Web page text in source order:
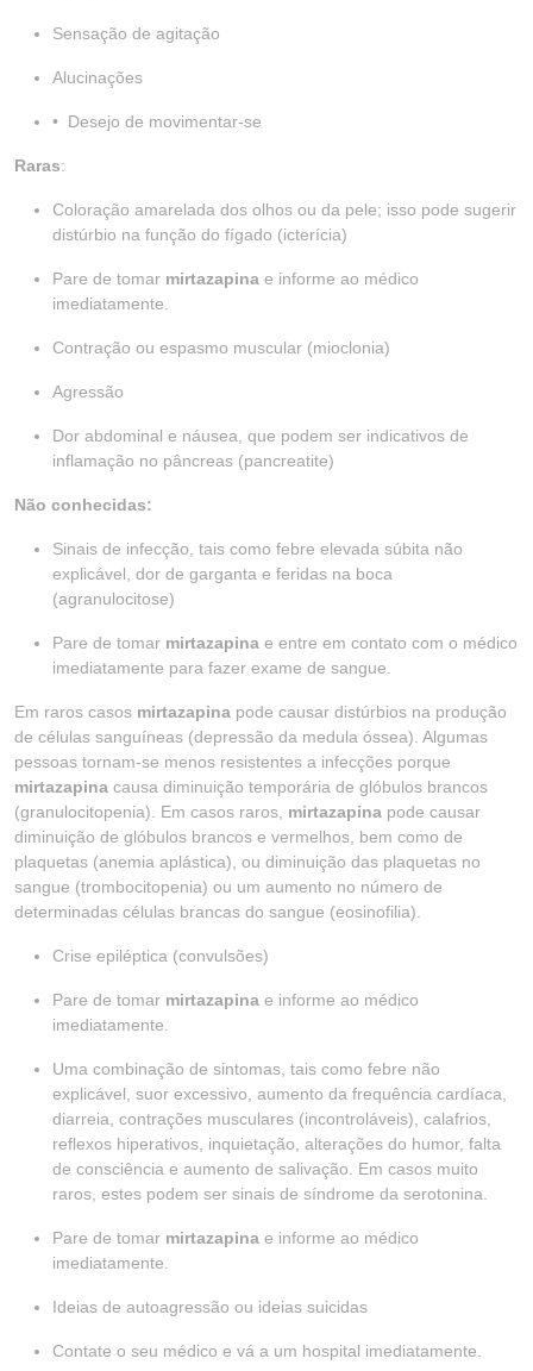
Sensação de agitação
Alucinações
• Desejo de movimentar-se
Raras:
Coloração amarelada dos olhos ou da pele; isso pode sugerir
distúrbio na função do fígado (icterícia)
Pare de tomar mirtazapina e informe ao médico
imediatamente.
Contração ou espasmo muscular (mioclonia)
Agressão
Dor abdominal e náusea, que podem ser indicativos de
inflamação no pâncreas (pancreatite)
Não conhecidas:
Sinais de infecção, tais como febre elevada súbita não
explicável, dor de garganta e feridas na boca
(agranulocitose)
Pare de tomar mirtazapina e entre em contato com o médico
imediatamente para fazer exame de sangue.
Em raros casos mirtazapina pode causar distúrbios na produção
de células sanguíneas (depressão da medula óssea). Algumas
pessoas tornam-se menos resistentes a infecções porque
mirtazapina causa diminuição temporária de glóbulos brancos
(granulocitopenia). Em casos raros, mirtazapina pode causar
diminuição de glóbulos brancos e vermelhos, bem como de
plaquetas (anemia aplástica), ou diminuição das plaquetas no
sangue (trombocitopenia) ou um aumento no número de
determinadas células brancas do sangue (eosinofilia).
Crise epiléptica (convulsões)
Pare de tomar mirtazapina e informe ao médico
imediatamente.
Uma combinação de sintomas, tais como febre não
explicável, suor excessivo, aumento da frequência cardíaca,
diarreia, contrações musculares (incontroláveis), calafrios,
reflexos hiperativos, inquietação, alterações do humor, falta
de consciência e aumento de salivação. Em casos muito
raros, estes podem ser sinais de síndrome da serotonina.
Pare de tomar mirtazapina e informe ao médico
imediatamente.
Ideias de autoagressão ou ideias suicidas
Contate o seu médico e vá a um hospital imediatamente.